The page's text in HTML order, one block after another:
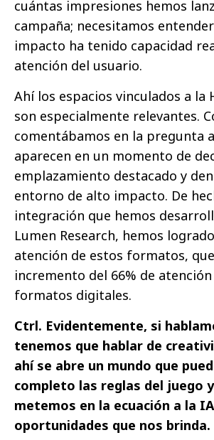
cuántas impresiones hemos
campaña; necesitamos
impacto ha tenido capacidad
atención del usuario.
Ahí los espacios vinculados a la
son especialmente relevantes.
comentábamos en la pregunta
aparecen en un momento de
emplazamiento destacado y
entorno de alto impacto. De
integración que hemos
Lumen Research, hemos
atención de estos formatos,
incremento del 66% de
formatos digitales.
Ctrl. Evidentemente, si
tenemos que hablar de
ahí se abre un mundo que
completo las reglas del juego
metemos en la ecuación a la
oportunidades que nos brinda.